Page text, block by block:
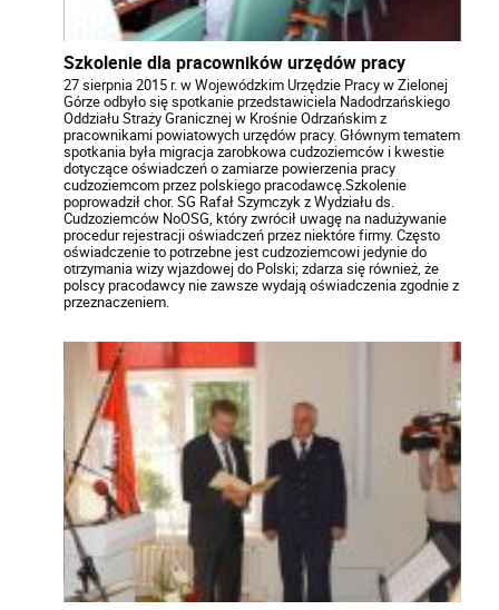
Szkolenie dla pracowników urzędów pracy
27 sierpnia 2015 r. w Wojewódzkim Urzędzie Pracy w Zielonej
Górze odbyło się spotkanie przedstawiciela Nadodrzańskiego
Oddziału Straży Granicznej w Krośnie Odrzańskim z
pracownikami powiatowych urzędów pracy. Głównym tematem
spotkania była migracja zarobkowa cudzoziemców i kwestie
dotyczące oświadczeń o zamiarze powierzenia pracy
cudzoziemcom przez polskiego pracodawcę.Szkolenie
poprowadził chor. SG Rafał Szymczyk z Wydziału ds.
Cudzoziemców NoOSG, który zwrócił uwagę na nadużywanie
procedur rejestracji oświadczeń przez niektóre firmy. Często
oświadczenie to potrzebne jest cudzoziemcowi jedynie do
otrzymania wizy wjazdowej do Polski; zdarza się również, że
polscy pracodawcy nie zawsze wydają oświadczenia zgodnie z
przeznaczeniem.